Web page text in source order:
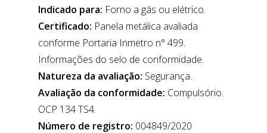
Indicado para: Forno a gás ou elétrico.
Certificado: Panela metálica avaliada
conforme Portaria Inmetro n° 499.
Informações do selo de conformidade.
Natureza da avaliação: Segurança.
Avaliação da conformidade: Compulsório.
OCP 134 TS4.
Número de registro: 004849/2020